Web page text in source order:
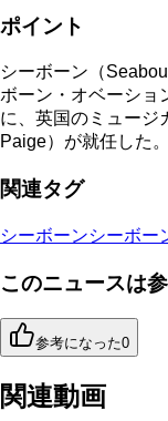
ポイント
シーボーン（
ボーン・オベーショ
に、英国のミュージ
Paige）が就任した。
関連タグ
シーボーンシーボー
このニュースは
参考になった0
関連動画